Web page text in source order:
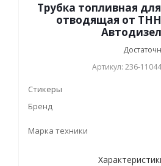
Трубка топливная
отводящая от
Артикул: 236-
Стикеры
Бренд
Марка техники